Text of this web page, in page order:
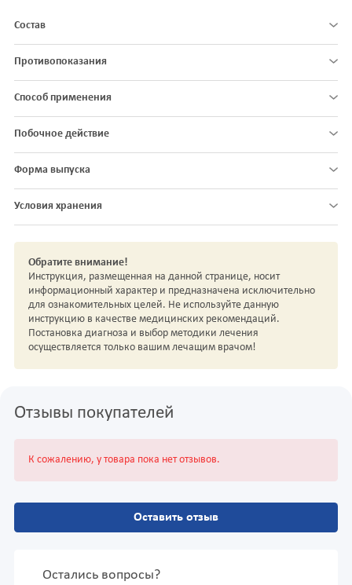
Состав
Противопоказания
Способ применения
Побочное действие
Форма выпуска
Условия хранения
Обратите внимание!
Инструкция, размещенная на данной странице, носит
информационный характер и предназначена исключительно
для ознакомительных целей. Не используйте данную
инструкцию в качестве медицинских рекомендаций.
Постановка диагноза и выбор методики лечения
осуществляется только вашим лечащим врачом!
Отзывы покупателей
К сожалению, у товара пока нет отзывов.
Оставить отзыв
Остались вопросы?